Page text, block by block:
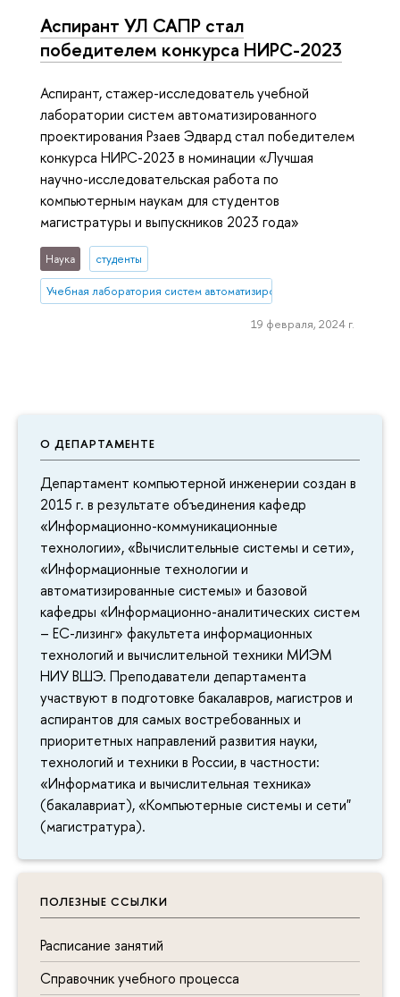
О ДЕПАРТАМЕНТЕ
Департамент компьютерной инженерии создан в
2015 г. в результате объединения кафедр
«Информационно-коммуникационные
технологии», «Вычислительные системы и сети»,
«Информационные технологии и
автоматизированные системы» и базовой
кафедры «Информационно-аналитических систем
– ЕС-лизинг» факультета информационных
технологий и вычислительной техники МИЭМ
НИУ ВШЭ. Преподаватели департамента
участвуют в подготовке бакалавров, магистров и
аспирантов для самых востребованных и
приоритетных направлений развития науки,
технологий и техники в России, в частности:
«Информатика и вычислительная техника»
(бакалавриат), «Компьютерные системы и сети"
(магистратура).
ПОЛЕЗНЫЕ ССЫЛКИ
Расписание занятий
Справочник учебного процесса
Аспирант УЛ САПР стал
победителем конкурса НИРС-2023
Аспирант, стажер-исследователь учебной
лаборатории систем автоматизированного
проектирования Рзаев Эдвард стал победителем
конкурса НИРС-2023 в номинации «Лучшая
научно-исследовательская работа по
компьютерным наукам для студентов
магистратуры и выпускников 2023 года»
Наука студенты
Учебная лаборатория систем автоматизированного
19 февраля, 2024 г.